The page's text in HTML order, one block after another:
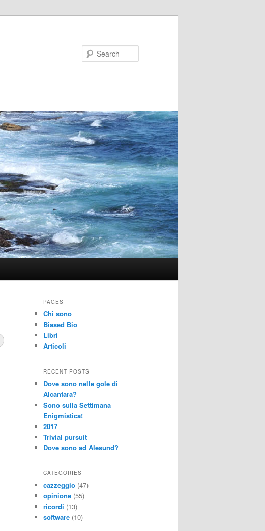
PAGES
Chi sono
Biased Bio
Libri
Articoli
RECENT POSTS
Dove sono nelle gole di
Alcantara?
Sono sulla Settimana
Enigmistica!
2017
Trivial pursuit
Dove sono ad Alesund?
CATEGORIES
cazzeggio (47)
opinione (55)
ricordi (13)
software (10)